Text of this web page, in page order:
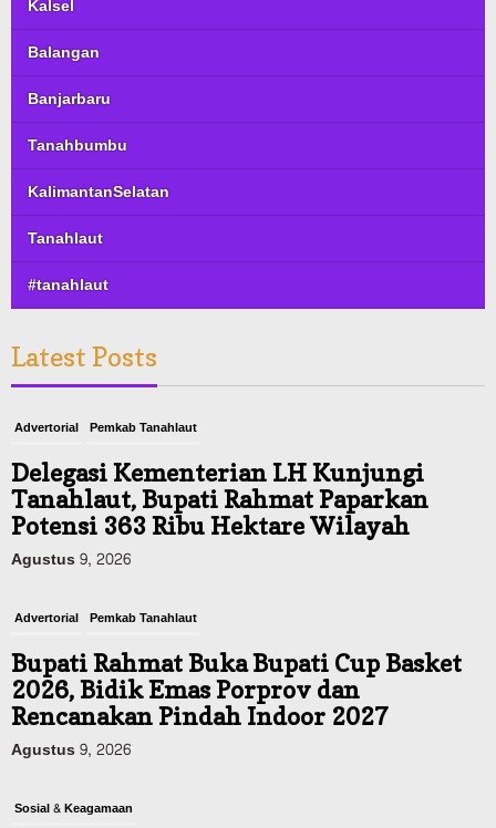
Kalsel
Balangan
Banjarbaru
Tanahbumbu
KalimantanSelatan
Tanahlaut
#tanahlaut
Latest Posts
Advertorial Pemkab Tanahlaut
Delegasi Kementerian LH Kunjungi
Tanahlaut, Bupati Rahmat Paparkan
Potensi 363 Ribu Hektare Wilayah
Agustus 9, 2026
Advertorial Pemkab Tanahlaut
Bupati Rahmat Buka Bupati Cup Basket
2026, Bidik Emas Porprov dan
Rencanakan Pindah Indoor 2027
Agustus 9, 2026
Sosial & Keagamaan